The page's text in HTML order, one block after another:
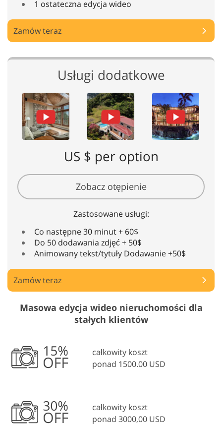
1 ostateczna edycja wideo
Zamów teraz
Usługi dodatkowe
US $ per option
Zobacz otępienie
Zastosowane usługi:
Co następne 30 minut + 60$
Do 50 dodawania zdjęć + 50$
Animowany tekst/tytuły Dodawanie +50$
Zamów teraz
Masowa edycja wideo nieruchomości dla
stałych klientów
całkowity koszt
ponad 1500.00 USD
całkowity koszt
ponad 3000,00 USD